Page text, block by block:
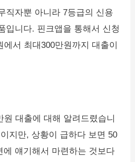
직자뿐 아니라 7등급의 신용
입니다. 핀크앱을 통해서 신청
에서 최대300만원까지 대출이
원 대출에 대해 알려드렸습니
지만, 상황이 급하다 보면 50
에 얘기해서 마련하는 것보다